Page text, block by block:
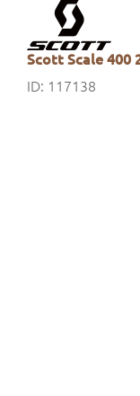
Scott Scale 400
ID: 117138